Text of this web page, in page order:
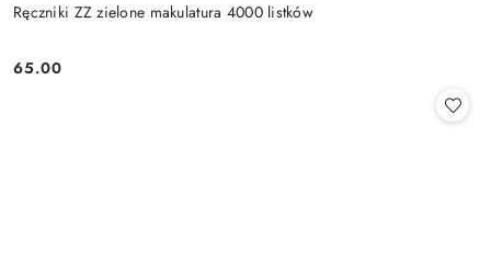
Ręczniki ZZ zielone makulatura 4000 listków
Cena:
65.00